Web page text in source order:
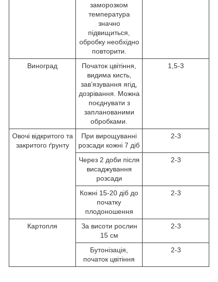
заморозком
температура
значно
підвищиться,
обробку необхідно
повторити.
Виноград
Початок цвітіння,
видима кисть,
зав’язування ягід,
дозрівання. Можна
поєднувати з
запланованими
обробками.
1,5-3
Овочі відкритого та
закритого ґрунту
При вирощуванні
розсади кожні 7 діб
2-3
Через 2 доби після
висаджування
розсади
2-3
Кожні 15-20 діб до
початку
плодоношення
2-3
Картопля
За висоти рослин
15 см
2-3
Бутонізація,
початок цвітіння
2-3